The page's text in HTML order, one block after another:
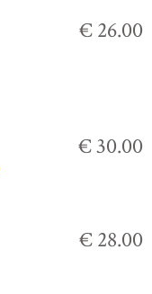
€ 26.00
€ 30.00
€ 28.00